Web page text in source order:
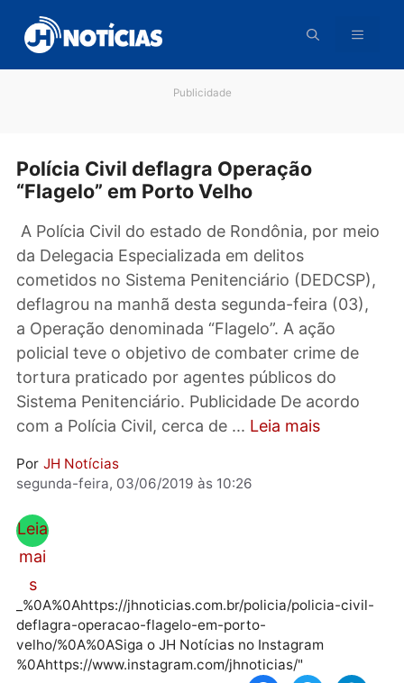
para
conteúdo
Polícia Civil deflagra Operação
A Polícia Civil do estado de Rondônia, por
da Delegacia Especializada em delitos
cometidos no Sistema Penitenciário
deflagrou na manhã desta segunda-feira
a Operação denominada “Flagelo”. A ação
policial teve o objetivo de combater crime de
tortura praticado por agentes públicos do
com a Polícia Civil, cerca de ...
Por
segunda-feira, 03/06/2019 às 10:26
Leia
mai
s
_%0A%0Ahttps://jhnoticias.com.br/policia/policia-